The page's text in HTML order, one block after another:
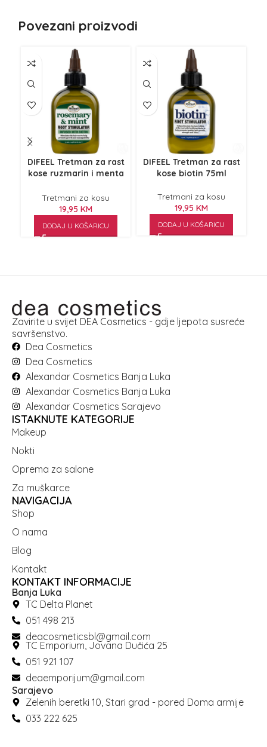
Povezani proizvodi
DIFEEL Tretman za rast
kose ruzmarin i menta
Tretmani za kosu
19,95 KM
DODAJ U KOŠARICU
DIFEEL Tretman za rast
kose biotin 75ml
Tretmani za kosu
19,95 KM
DODAJ U KOŠARICU
Zavirite u svijet DEA Cosmetics - gdje ljepota susreće
savršenstvo.
Dea Cosmetics
Dea Cosmetics
Alexandar Cosmetics Banja Luka
Alexandar Cosmetics Banja Luka
Alexandar Cosmetics Sarajevo
ISTAKNUTE KATEGORIJE
Makeup
Nokti
Oprema za salone
Za muškarce
NAVIGACIJA
Shop
O nama
Blog
Kontakt
KONTAKT INFORMACIJE
Banja Luka
TC Delta Planet
051 498 213
deacosmeticsbl@gmail.com
TC Emporium, Jovana Dučića 25
051 921 107
deaemporijum@gmail.com
Sarajevo
Zelenih beretki 10, Stari grad - pored Doma armije
033 222 625